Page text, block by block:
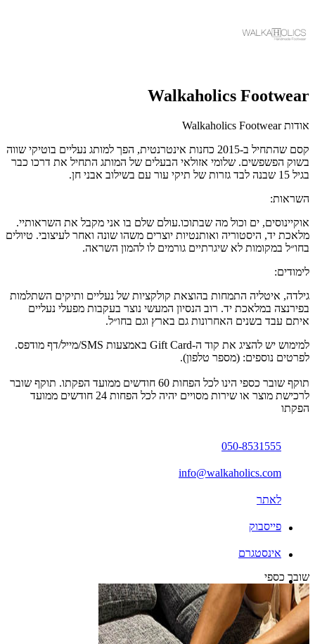
Walkaholics Footwear
אודות Walkaholics Footwear
קסם שהתחיל ב-2015 כחנות אינטרנטית, הפך למותג נעליים בוטיקי שווה
בשוק הפשפשים. שלומי אזולאי הבעלים של המותג התחיל את דרכו כבר
בגיל 15 שבנה לבד גזרות של תיקי עור עם בשילוב אבני חן.
השראות:
אוקיינוסים, ים וכול מה שבתוכו.עולם שלם בו אני מקבל את השראותיי.
מלאכת יד, היסטוריה ואותנטיות יוצרים משהו שונה ואחר לעיצובי. טיולים
בחו״ל במקומות לא שיגרתיים גורמים לו להמון השראה.
לימודים:
גילדה, איטליה התמחות בהוצאת קולקציות של נעליים ותיקים השתלמות
בפירנצה במלאכת יד. רוב הנסיון המעשי נוצר בעקבות מפעלי נעליים
איתם עבד בשנים האחרונות גם בארץ וגם בחו״ל.
למימוש יש להציג את קוד ה-Gift Card באמצעות SMS/מייל/דף מודפס.
לפרטים נוספים: (מספר טלפון).
תוקף שובר כספי הינו לכל הפחות 60 חודשים ממועד הפקתו. תוקף שובר
לרכישת מוצר או שירות מסויים יהיה לכל הפחות 24 חודשים ממועד
הפקתו
050-8531555
info@walkaholics.com
לאתר
פייסבוק
אינסטגרם
שובר כספי